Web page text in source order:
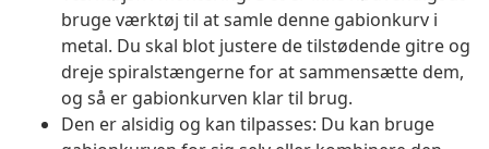
bruge værktøj til at samle denne gabionkurv i
metal. Du skal blot justere de tilstødende gitre og
dreje spiralstængerne for at sammensætte dem,
og så er gabionkurven klar til brug.
Den er alsidig og kan tilpasses: Du kan bruge